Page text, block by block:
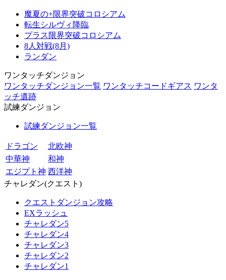
魔夏の+限界突破コロシアム
転生シルヴィ降臨
プラス限界突破コロシアム
8人対戦(8月)
ランダン
ワンタッチダンジョン
ワンタッチダンジョン一覧 ワンタッチコードギアス ワンタ
ッチ遺跡
試練ダンジョン
試練ダンジョン一覧
ドラゴン
北欧神
中華神
和神
エジプト神 西洋神
チャレダン(クエスト)
クエストダンジョン攻略
EXラッシュ
チャレダン5
チャレダン4
チャレダン3
チャレダン2
チャレダン1